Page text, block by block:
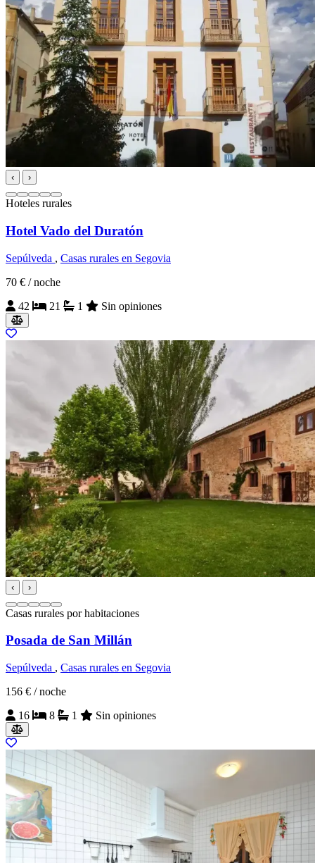
‹ ›
Hoteles rurales
Hotel Vado del Duratón
Sepúlveda , Casas rurales en Segovia
70 € / noche
42
21 1 Sin opiniones
‹ ›
Casas rurales por habitaciones
Posada de San Millán
Sepúlveda , Casas rurales en Segovia
156 € / noche
16
8 1 Sin opiniones